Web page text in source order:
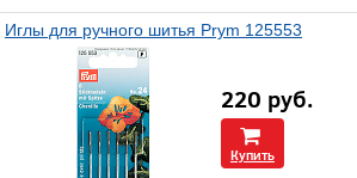
Иглы для ручного шитья Prym 125553
220 руб.
Купить